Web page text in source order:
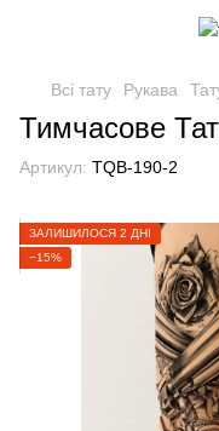
Всі тату Рукава
Тимчасове
Артикул: TQB-190-2
ЗАЛИШИЛОСЯ 2 ДНІ
−15%